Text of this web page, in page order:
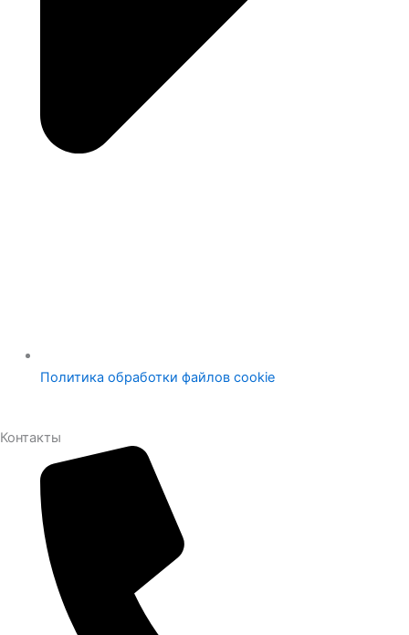
Политика обработки файлов cookie
Контакты